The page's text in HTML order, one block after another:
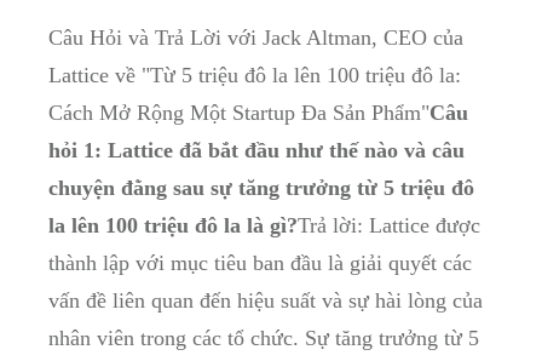
Câu Hỏi và ‍Trả‌ Lời ⁣với Jack Altman, CEO của
Lattice ⁢về "Từ 5 triệu đô la lên 100 triệu đô⁢ la: ​
Cách Mở Rộng Một ​Startup Đa Sản⁤ Phẩm"Câu
hỏi 1: Lattice​ đã bắt đầu như thế nào và câu
chuyện đằng sau sự tăng trưởng từ 5 triệu đô
la lên 100‌ triệu đô ⁢la là gì?Trả lời:⁢ Lattice được
thành lập với mục tiêu ‌ban đầu là giải quyết​ các
⁣vấn đề liên‌ quan‍ đến hiệu suất và⁢ sự hài lòng của
⁤nhân viên⁢ trong các tổ chức. Sự tăng trưởng từ 5